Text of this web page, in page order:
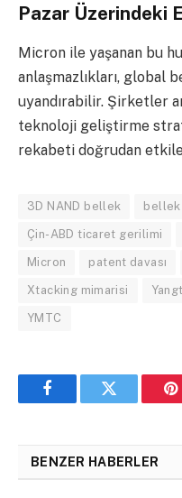
Pazar Üzerindeki
Micron ile yaşanan bu
anlaşmazlıkları, global
uyandırabilir. Şirketler
teknoloji geliştirme
rekabeti doğrudan
3D NAND bellek bellek
Çin-ABD ticaret gerilimi
Micron patent davası
Xtacking mimarisi
YMTC
FacebookTwitter
BENZER HABERLER